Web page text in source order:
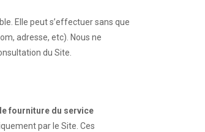
Elle peut s’effectuer sans que
adresse, etc). Nous ne
du Site.
fourniture du service
par le Site. Ces